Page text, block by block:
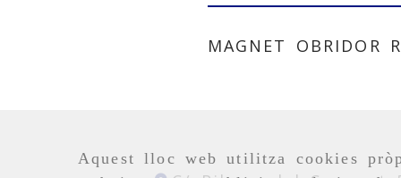
Aquest lloc web utilitza cookies
MAGNET OBRIDOR